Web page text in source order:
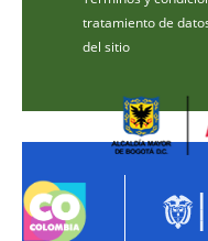
tratamiento de
del sitio